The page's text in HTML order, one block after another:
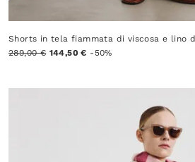
Shorts in tela fiammata di viscosa e lino
289,00 € 144,50 € -50%